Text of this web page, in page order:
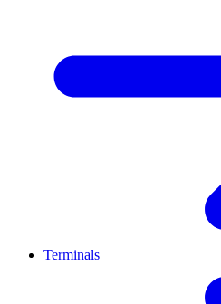
Terminals